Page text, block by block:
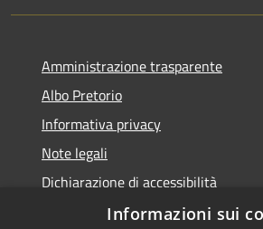
Amministrazione trasparente
Albo Pretorio
Informativa privacy
Note legali
Dichiarazione di accessibilità
Informazioni sui